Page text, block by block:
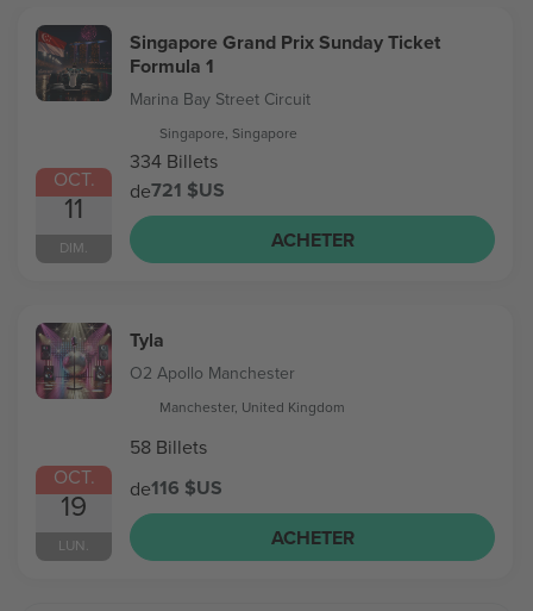
OCT.
11
DIM.
Singapore Grand Prix Sunday Ticket
Formula 1
Marina Bay Street Circuit
Singapore, Singapore
334 Billets
de721 $US
ACHETER
OCT.
19
LUN.
Tyla
O2 Apollo Manchester
Manchester, United Kingdom
58 Billets
de116 $US
ACHETER